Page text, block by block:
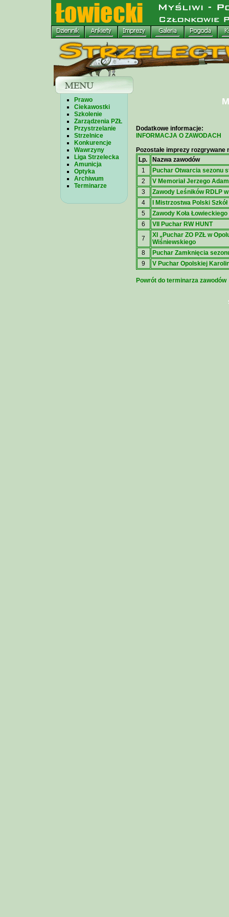
Prawo
Ciekawostki
Szkolenie
Zarządzenia PZŁ
Przystrzelanie
Strzelnice
Konkurencje
Wawrzyny
Liga Strzelecka
Amunicja
Optyka
Archiwum
Terminarze
Dodatkowe informacje:
INFORMACJA O ZAWODACH
Pozostałe imprezy rozgrywane
Lp.
Nazwa zawodów
1
Puchar Otwarcia sezonu
2
V Memoriał Jerzego
3
Zawody Leśników RDLP
4
I Mistrzostwa Polski
5
Zawody Koła
6
VII Puchar RW HUNT
7
XI „Puchar ZO PZŁ w
Wiśniewskiego
8
Puchar Zamknięcia
9
V Puchar Opolskiej
Powrót do terminarza zawodów